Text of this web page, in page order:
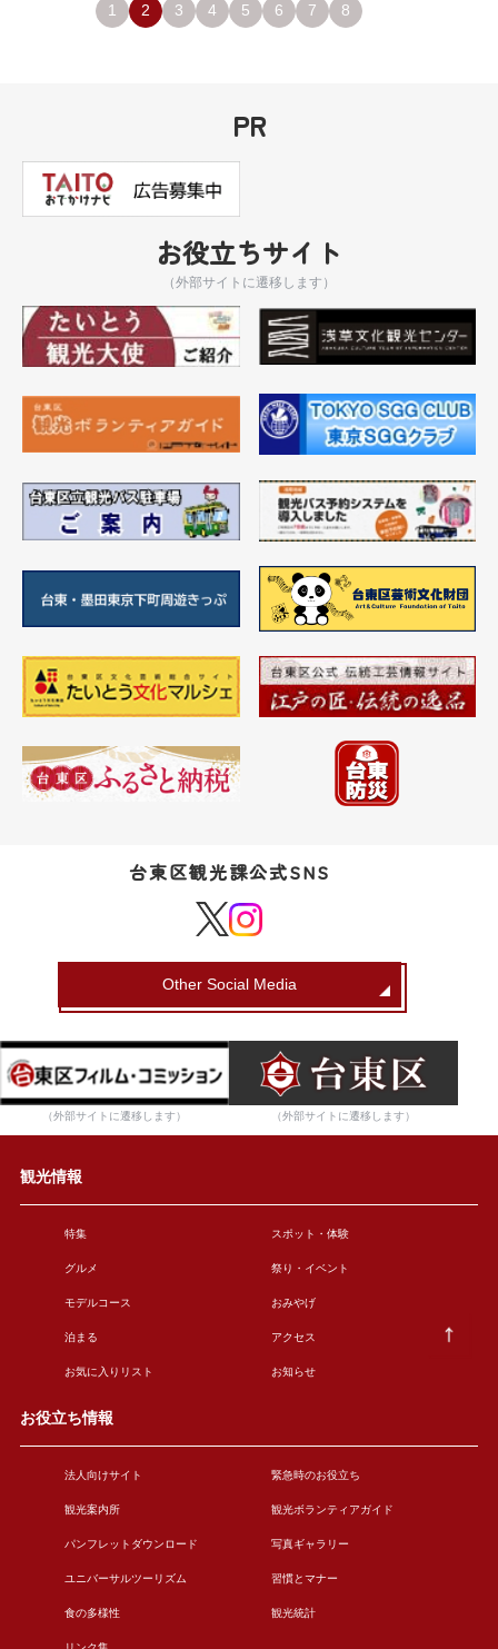
1 2 3 4 5 6 7 8
PR
お役立ちサイト
（外部サイトに遷移します）
台東区観光課公式SNS
Other Social Media
（外部サイトに遷移します） （外部サイトに遷移します）
観光情報
特集 スポット・体験
グルメ 祭り・イベント
モデルコース おみやげ
泊まる アクセス
お気に入りリスト お知らせ
お役立ち情報
法人向けサイト 緊急時のお役立ち
観光案内所 観光ボランティアガイド
パンフレットダウンロード 写真ギャラリー
ユニバーサルツーリズム 習慣とマナー
食の多様性 観光統計